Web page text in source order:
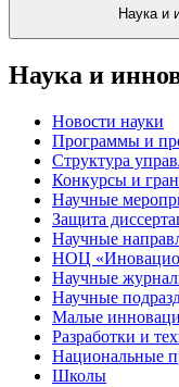
Наука и
Наука и
Новости науки
Программы и
Структура
Конкурсы и
Научные
Защита
Научные
НОЦ
Научные
Научные
Малые
Разработки и
Национальные
Школы